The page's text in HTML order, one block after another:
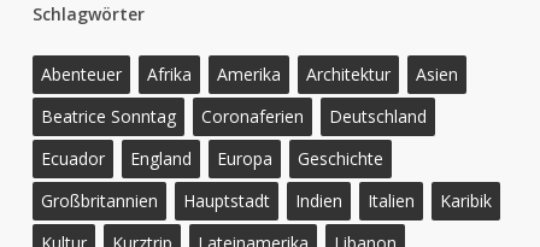
Schlagwörter
Abenteuer Afrika Amerika Architektur
Asien
Beatrice Sonntag
Coronaferien
Deutschland
Ecuador
England Europa
Geschichte
Großbritannien
Hauptstadt Indien Italien
Karibik